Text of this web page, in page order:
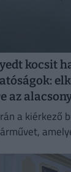
kocsit
az
a kiérkező